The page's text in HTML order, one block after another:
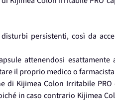
persistenti, così da
attenendosi
il proprio medico o
di Kijimea Colon Irritabile
in caso contrario Kijimea